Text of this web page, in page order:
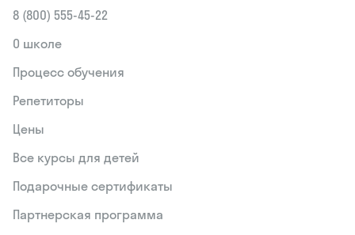
8 (800) 555‑45-22
О школе
Процесс обучения
Репетиторы
Цены
Все курсы для детей
Подарочные сертификаты
Партнерская программа